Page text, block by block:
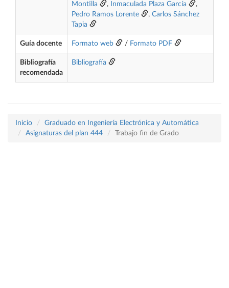
Montilla
, Inmaculada Plaza García
,
Pedro Ramos Lorente
, Carlos Sánchez
Tapia
Guía docente Formato web / Formato PDF
Bibliografía
recomendada
Bibliografía
Inicio
Graduado en Ingeniería Electrónica y Automática
Asignaturas del plan 444
Trabajo fin de Grado